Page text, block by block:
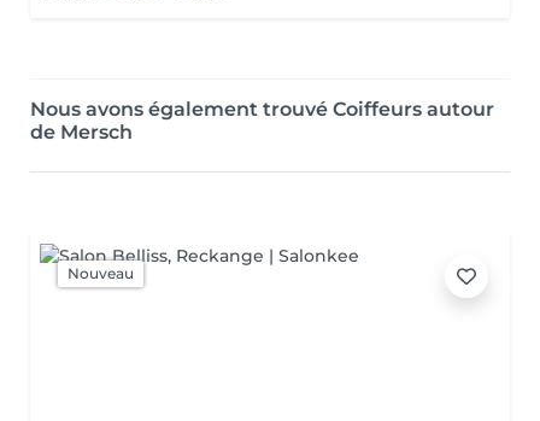
Nous avons également trouvé Coiffeurs autour
de Mersch
Nouveau